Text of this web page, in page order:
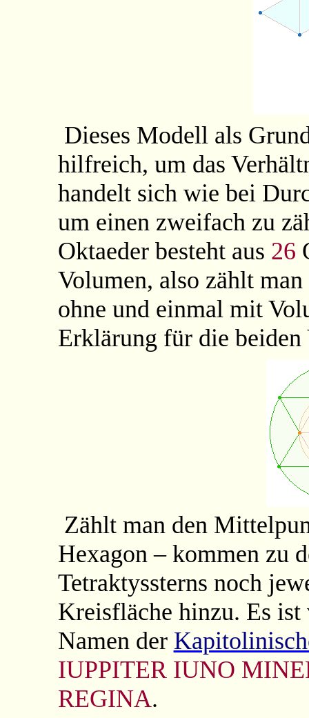
Dieses Modell als
hilfreich, um das
handelt sich wie bei
um einen zweifach zu
Oktaeder besteht aus 26
Volumen, also zählt
ohne und einmal mit
Erklärung für die beiden
Zählt man den
Hexagon – kommen zu
Tetraktyssterns noch
Kreisfläche hinzu. Es
Namen der
IUPPITER IUNO
REGINA.